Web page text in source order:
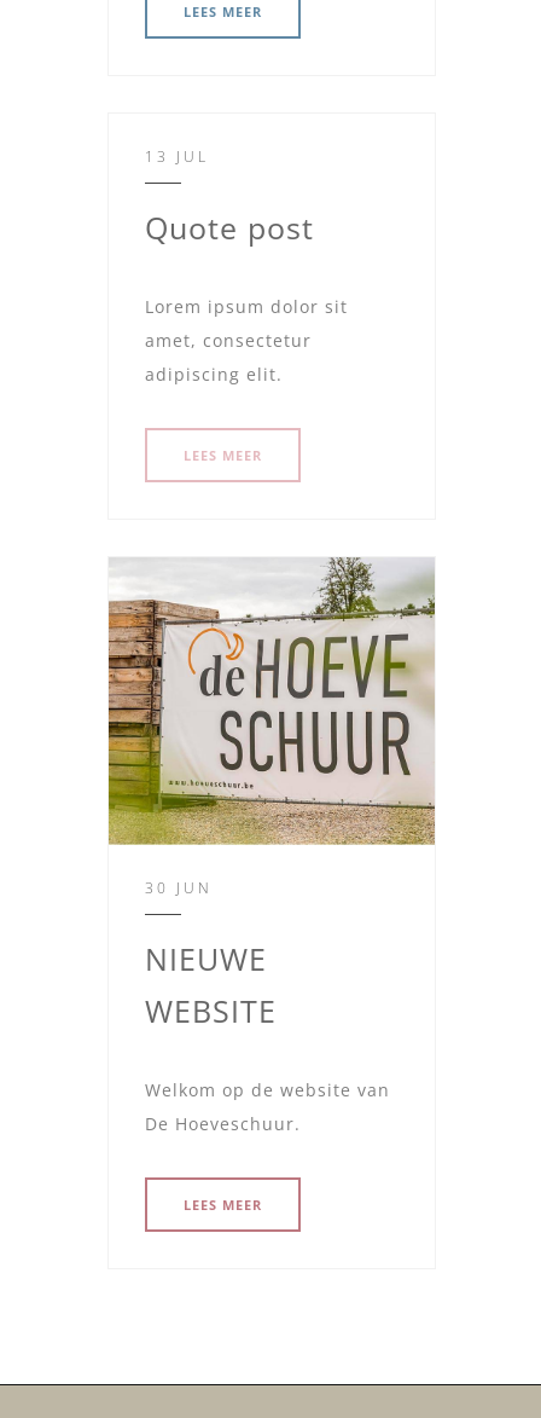
LEES MEER
13 JUL
Quote post
Lorem ipsum dolor sit
amet, consectetur
adipiscing elit.
LEES MEER
30 JUN
NIEUWE
WEBSITE
Welkom op de website van
De Hoeveschuur.
LEES MEER